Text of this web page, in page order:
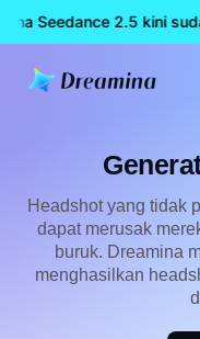
Seedance 2.5 kini
Beranda Membuat
Headshot yang tidak
dapat merusak
buruk. Dreamina
menghasilkan